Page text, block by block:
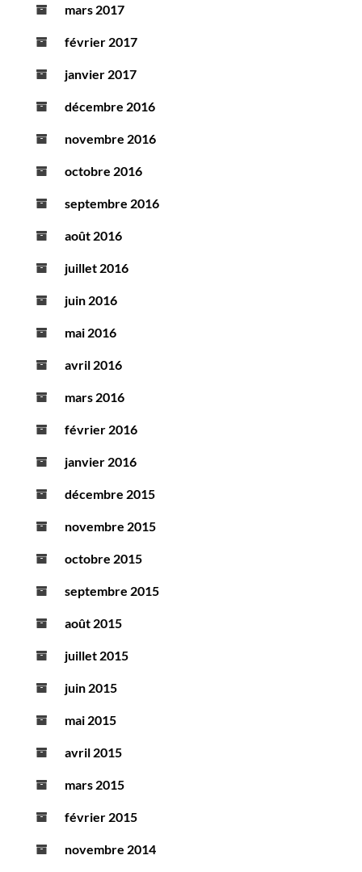
mars 2017
février 2017
janvier 2017
décembre 2016
novembre 2016
octobre 2016
septembre 2016
août 2016
juillet 2016
juin 2016
mai 2016
avril 2016
mars 2016
février 2016
janvier 2016
décembre 2015
novembre 2015
octobre 2015
septembre 2015
août 2015
juillet 2015
juin 2015
mai 2015
avril 2015
mars 2015
février 2015
novembre 2014